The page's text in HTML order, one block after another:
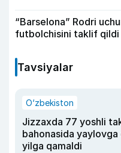
“Barselona” Rodri
futbolchisini taklif qildi
Tavsiyalar
O‘zbekiston
Jizzaxda 77 yoshli
bahonasida
yilga qamaldi